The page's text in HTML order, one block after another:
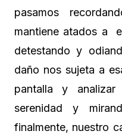
pasamos
mantiene atados a
detestando y
daño nos sujeta a
pantalla y
serenidad y
finalmente, nuestro